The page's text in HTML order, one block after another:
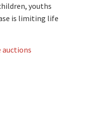
youths
is limiting life
auctions